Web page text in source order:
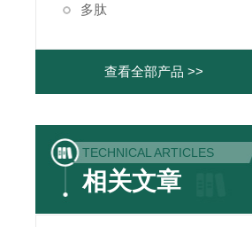
多肽
查看全部产品 >>
TECHNICAL ARTICLES
相关文章